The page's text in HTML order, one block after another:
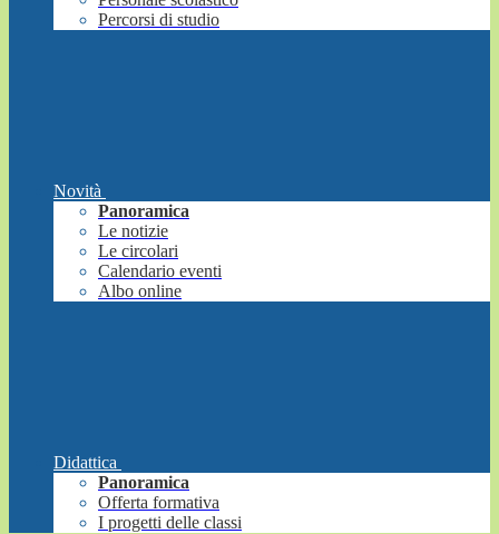
Percorsi di studio
Novità
Panoramica
Le notizie
Le circolari
Calendario eventi
Albo online
Didattica
Panoramica
Offerta formativa
I progetti delle classi